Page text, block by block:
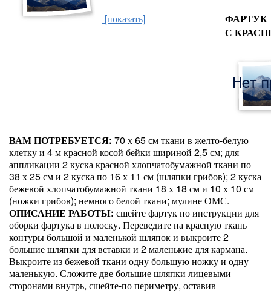
[показать]
ФАРТУК
С
ВАМ ПОТРЕБУЕТСЯ: 70 х 65 см ткани в желто-белую
клетку и 4 м красной косой бейки шириной 2,5 см; для
аппликации 2 куска красной хлопчатобумажной ткани по
38 х 25 см и 2 куска по 16 х 11 см (шляпки грибов); 2 куска
бежевой хлопчатобумажной ткани 18 х 18 см и 10 х 10 см
(ножки грибов); немного белой ткани; мулине ОМС.
ОПИСАНИЕ РАБОТЫ: сшейте фартук по инструкции для
оборки фартука в полоску. Переведите на красную ткань
контуры большой и маленькой шляпок и выкроите 2
большие шляпки для вставки и 2 маленькие для кармана.
Выкроите из бежевой ткани одну большую ножку и одну
маленькую. Сложите две большие шляпки лицевыми
сторонами внутрь, сшейте-по периметру, оставив